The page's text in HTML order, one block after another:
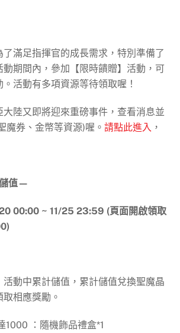
了滿足指揮官的成長需求，特別準備了
動期間內，參加【限時饋贈】活動，可
活動有多項資源等待領取喔！
大陸又即將迎來重磅事件，查看消息並
魔券、金幣等資源)喔。請點此進入 ，
值—
00:00 ~ 11/25 23:59 (頁面開啟領取
)
活動中累計儲值，累計儲值兌換聖魔晶
相應獎勵。
1000 ：隨機飾品禮盒*1